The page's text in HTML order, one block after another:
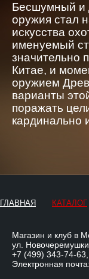
Бесшумный и
оружия стал
искусства
именуемый
значительно
Китае, и
оружием
варианты
поражать
кардинально
ГЛАВНАЯ КАТАЛОГ
Магазин и клуб в
ул.
+7 (499) 343-74-63
Электронная почта: